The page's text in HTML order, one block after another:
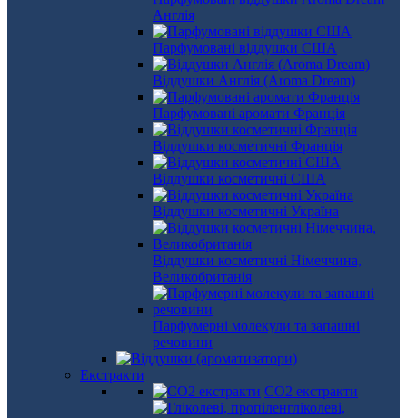
Англія
Парфумовані віддушки США
Віддушки Англія (Aroma Dream)
Парфумовані аромати Франція
Віддушки косметичні Франція
Віддушки косметичні США
Віддушки косметичні Україна
Віддушки косметичні Німеччина,
Великобританія
Парфумерні молекули та запашні
речовини
Екстракти
СО2 екстракти